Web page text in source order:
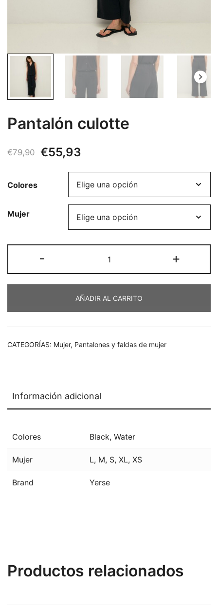
Pantalón culotte
€79,90 El
precio
original
€79,90.
€55,93
precio
actual
€55,93.
Colores
Mujer
-
culotte
cantidad
+
AÑADIR AL CARRITO
CATEGORÍAS: Mujer, Pantalones y faldas de mujer
Información adicional
Colores Black, Water
Mujer L, M, S, XL, XS
Brand Yerse
Productos relacionados